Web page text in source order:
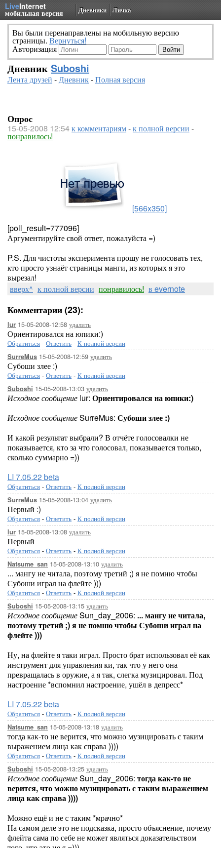
LiveInternet
мобильная версия Дневники Личка
Вы были перенаправлены на мобильную версию
страницы. Вернуться!
Авторизация
Дневник Suboshi
Лента друзей -Дневник-Полная версия
Опрос
15-05-2008 12:54к комментариям-к полной версии -
понравилось!
[566x350]
[poll_result=777096]
Аргументируйте свой ответ, пожалуйста =)
P.S. Для чистоты эксперимента прошу не голосовать тех,
кто просто узнаёт страницы манги, из которых я это
вырезал!
вверх^ к полной версии понравилось! в evernote
Комментарии (23):
lur 15-05-2008-12:58 удалить
Ориентировался на юпики:)
Обратиться - Ответить - К полной версии
SurreMus 15-05-2008-12:59 удалить
Субоши злее :)
Обратиться - Ответить - К полной версии
Suboshi 15-05-2008-13:03 удалить
Исходное сообщение lur: Ориентировался на юпики:)
Исходное сообщениеSurreMus: Субоши злее :)
И какой результат выбрали? В отчёте голосовалки не
показывается, кто за что голосовал, показывается только,
сколько суммарно =))
LI 7.05.22 beta
Обратиться - Ответить - К полной версии
SurreMus 15-05-2008-13:04 удалить
Первый :)
Обратиться - Ответить - К полной версии
lur 15-05-2008-13:08 удалить
Первый
Обратиться - Ответить - К полной версии
Natsume_san 15-05-2008-13:10 удалить
... мангу не читала, поэтому третий ;) я не помню чтобы
Субоши играл на флейте )))
Обратиться - Ответить - К полной версии
Suboshi 15-05-2008-13:15 удалить
Исходное сообщениеSun_day_2006: ... мангу не читала,
поэтому третий ;) я не помню чтобы Субоши играл на
флейте )))
Ну, на флейте я таки играл. Просто брат использовал её как
инструмент для управления ки, так что у него она
превращалась в оружие, а я так, слегка музицировал. Под
настроение *вспомнил настроение, ушёл в депресс*
LI 7.05.22 beta
Обратиться - Ответить - К полной версии
Natsume_san 15-05-2008-13:18 удалить
тогда как-то не верится, что можно музицировать с таким
выражением лица как справа ))))
Обратиться - Ответить - К полной версии
Suboshi 15-05-2008-13:25 удалить
Исходное сообщениеSun_day_2006: тогда как-то не
верится, что можно музицировать с таким выражением
лица как справа ))))
Можно ещё и не с таким *мрачно*
На самом деле это не подсказка, просто объяснение, почему
флейта сама по себе не может являться доказательством